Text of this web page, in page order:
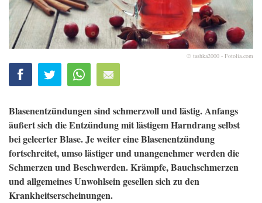
© tashka2000 - Fotolia.com
Blasenentzündungen sind schmerzvoll und lästig. Anfangs
äußert sich die Entzündung mit lästigem Harndrang selbst
bei geleerter Blase. Je weiter eine Blasenentzündung
fortschreitet, umso lästiger und unangenehmer werden die
Schmerzen und Beschwerden. Krämpfe, Bauchschmerzen
und allgemeines Unwohlsein gesellen sich zu den
Krankheitserscheinungen.